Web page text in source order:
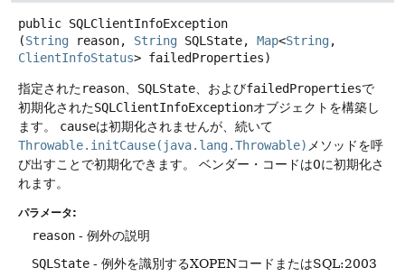
public SQLClientInfoException
(String reason, String SQLState, Map<String
ClientInfoStatus> failedProperties)
指定されたreason SQLState 、およびfailedPropertiesで
初期化されたSQLClientInfoExceptionオブジェクトを構築し
ます。
causeは初期化されませんが、続いて
Throwable.initCause(java.lang.Throwable) メソッドを呼
び出すことで初期化できます。
ベンダー・コードは0に初期化さ
れます。
パラメータ:
reason - 例外の説明
SQLState - 例外を識別するXOPENコードまたはSQL:2003